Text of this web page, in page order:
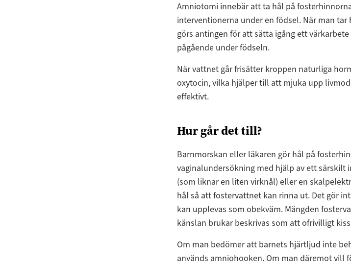
Amniotomi innebär att ta hål på
interventionerna under en födsel. När man
görs antingen för att sätta igång ett
pågående under födseln.
När vattnet går frisätter kroppen naturliga
oxytocin, vilka hjälper till att mjuka upp
effektivt.
Hur går det till?
Barnmorskan eller läkaren gör hål på
vaginalundersökning med hjälp av ett
(som liknar en liten virknål) eller en
hål så att fostervattnet kan rinna ut. Det gör
kan upplevas som obekväm. Mängden
känslan brukar beskrivas som att ofrivilligt
Om man bedömer att barnets hjärtljud inte
används amniohooken. Om man däremot vill